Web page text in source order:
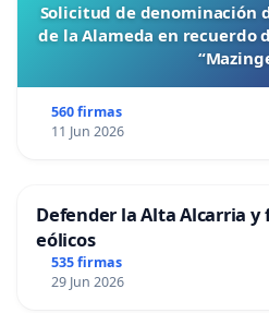
Solicitud de denominación
de la Alameda en recuerdo
560 firmas
11 Jun 2026
Defender la Alta Alcarria y
eólicos
535 firmas
29 Jun 2026